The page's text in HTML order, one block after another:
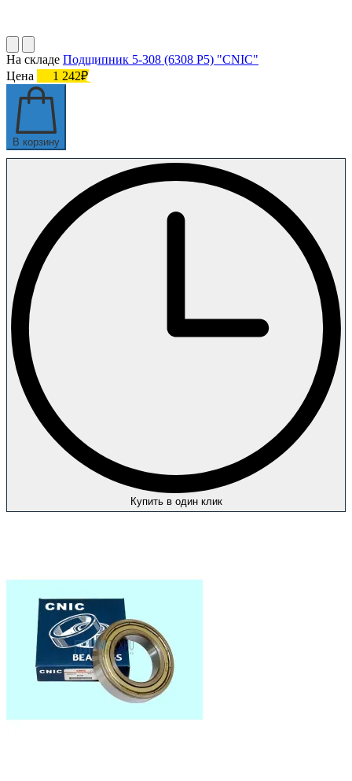
На складе Подшипник 5-308 (6308 P5) "CNIC"
Цена
1 242₽
В корзину
Купить в один клик